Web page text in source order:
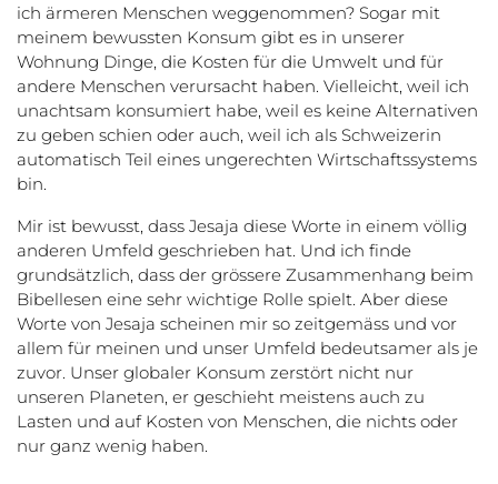
ich ärmeren Menschen weggenommen? Sogar mit
meinem bewussten Konsum gibt es in unserer
Wohnung Dinge, die Kosten für die Umwelt und für
andere Menschen verursacht haben. Vielleicht, weil ich
unachtsam konsumiert habe, weil es keine Alternativen
zu geben schien oder auch, weil ich als Schweizerin
automatisch Teil eines ungerechten Wirtschaftssystems
bin.
Mir ist bewusst, dass Jesaja diese Worte in einem völlig
anderen Umfeld geschrieben hat. Und ich finde
grundsätzlich, dass der grössere Zusammenhang beim
Bibellesen eine sehr wichtige Rolle spielt. Aber diese
Worte von Jesaja scheinen mir so zeitgemäss und vor
allem für meinen und unser Umfeld bedeutsamer als je
zuvor. Unser globaler Konsum zerstört nicht nur
unseren Planeten, er geschieht meistens auch zu
Lasten und auf Kosten von Menschen, die nichts oder
nur ganz wenig haben.